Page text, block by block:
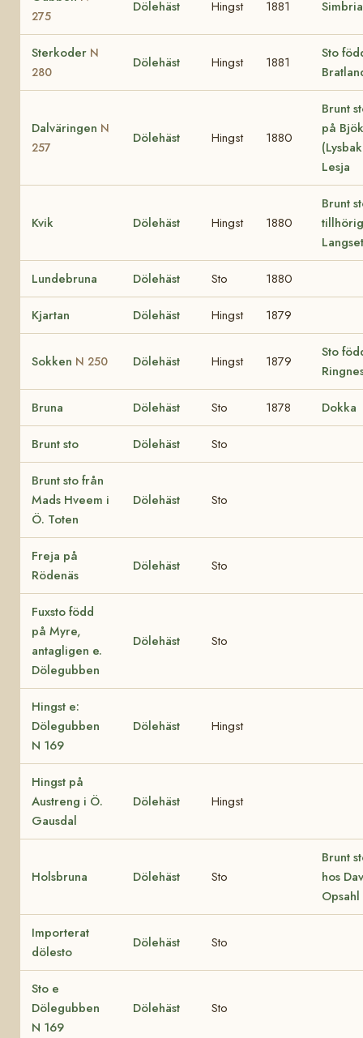
275
Dölehäst Hingst 1881 Simbria
Sterkoder N
280
Dölehäst Hingst 1881
Sto
Dalväringen N
257
Dölehäst Hingst 1880
Brunt
på
Lesja
Kvik Dölehäst Hingst 1880
Brunt
Lundebruna Dölehäst Sto 1880
Kjartan Dölehäst Hingst 1879
Sokken N 250 Dölehäst Hingst 1879
Sto
Bruna Dölehäst Sto 1878 Dokka
Brunt sto Dölehäst Sto
Brunt sto från
Mads Hveem i
Ö. Toten
Dölehäst Sto
Freja på
Rödenäs
Dölehäst Sto
Fuxsto född
på Myre,
antagligen e.
Dölegubben
Dölehäst Sto
Hingst e:
Dölegubben
N 169
Dölehäst Hingst
Hingst på
Austreng i Ö.
Gausdal
Dölehäst Hingst
Holsbruna Dölehäst Sto
Brunt
hos
Opsahl
Importerat
dölesto
Dölehäst Sto
Sto e
Dölegubben
N 169
Dölehäst Sto